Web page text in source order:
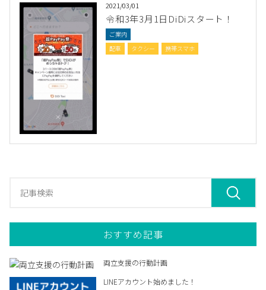
2021/03/01
令和3年3月1日DiDiスタート！
ご案内
配車
タクシー 携帯スマホ
おすすめ記事
両立支援の行動計画
LINEアカウント始めました！